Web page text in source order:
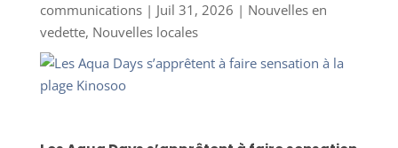
communications| Juil 31, 2026 | Nouvelles en
vedette, Nouvelles locales